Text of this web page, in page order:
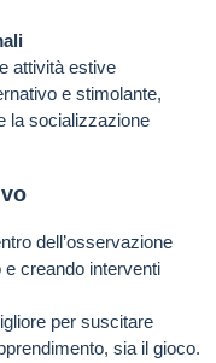
attività estive
e stimolante,
la socializzazione
dell’osservazione
e creando interventi
per suscitare
sia il gioco.